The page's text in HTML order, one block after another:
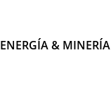
ENERGÍA & MINERÍA